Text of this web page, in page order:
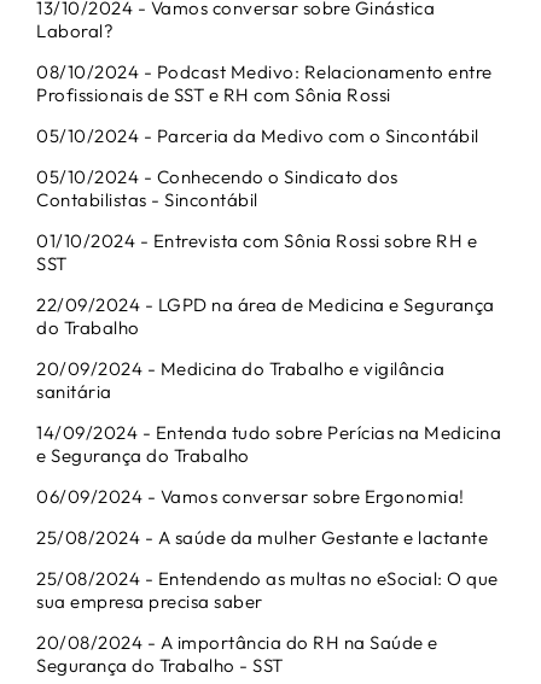
13/10/2024 - Vamos conversar sobre Ginástica
Laboral?
08/10/2024 - Podcast Medivo: Relacionamento entre
Profissionais de SST e RH com Sônia Rossi
05/10/2024 - Parceria da Medivo com o Sincontábil
05/10/2024 - Conhecendo o Sindicato dos
Contabilistas - Sincontábil
01/10/2024 - Entrevista com Sônia Rossi sobre RH e
SST
22/09/2024 - LGPD na área de Medicina e Segurança
do Trabalho
20/09/2024 - Medicina do Trabalho e vigilância
sanitária
14/09/2024 - Entenda tudo sobre Perícias na Medicina
e Segurança do Trabalho
06/09/2024 - Vamos conversar sobre Ergonomia!
25/08/2024 - A saúde da mulher Gestante e lactante
25/08/2024 - Entendendo as multas no eSocial: O que
sua empresa precisa saber
20/08/2024 - A importância do RH na Saúde e
Segurança do Trabalho - SST